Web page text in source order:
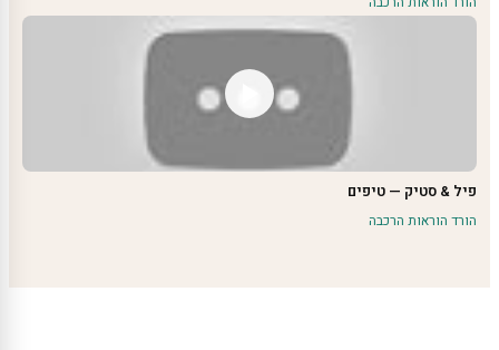
פיל & סטיק — טיפים
הורד הוראות הרכבה